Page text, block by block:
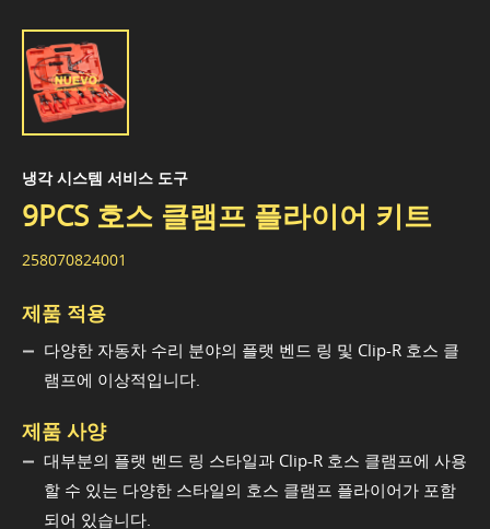
냉각 시스템 서비스 도구
9PCS 호스 클램프 플라이어 키트
258070824001
제품 적용
다양한 자동차 수리 분야의 플랫 벤드 링 및 Clip-R 호스 클
램프에 이상적입니다.
제품 사양
대부분의 플랫 벤드 링 스타일과 Clip-R 호스 클램프에 사용
할 수 있는 다양한 스타일의 호스 클램프 플라이어가 포함
되어 있습니다.